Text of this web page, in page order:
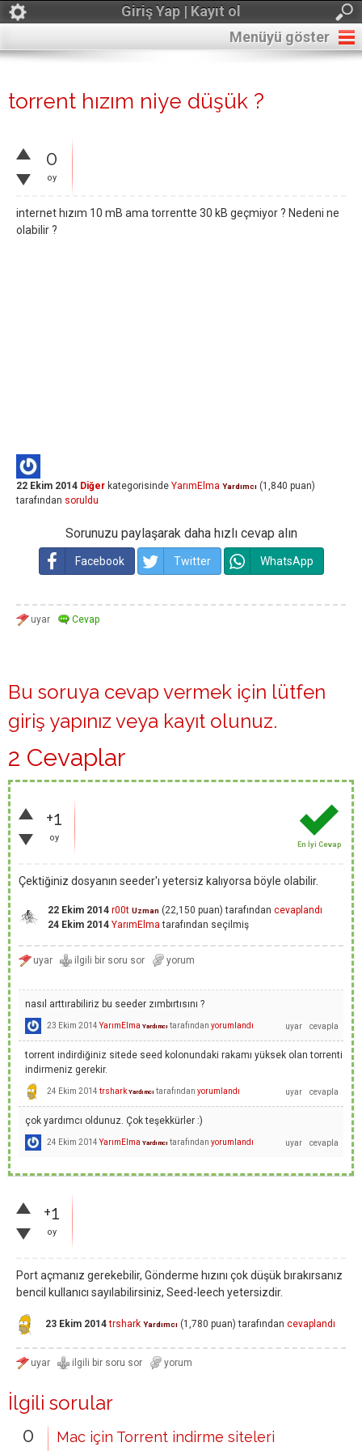
Giriş Yap | Kayıt ol
Menüyü göster
torrent hızım niye düşük ?
0
oy
internet hızım 10 mB ama torrentte 30 kB geçmiyor ? Nedeni ne
olabilir ?
22 Ekim 2014 Diğer kategorisinde YarımElma Yardımcı (1,840 puan)
tarafından soruldu
Sorunuzu paylaşarak daha hızlı cevap alın
Facebook Twitter WhatsApp
Bu soruya cevap vermek için lütfen
giriş yapınız veya kayıt olunuz.
2 Cevaplar
+1
oy
En İyi Cevap
Çektiğiniz dosyanın seeder'ı yetersiz kalıyorsa böyle olabilir.
22 Ekim 2014 r00t Uzman (22,150 puan) tarafından cevaplandı
24 Ekim 2014 YarımElma tarafından seçilmiş
nasıl arttırabiliriz bu seeder zımbırtısını ?
23 Ekim 2014 YarımElma Yardımcı tarafından yorumlandı
torrent indirdiğiniz sitede seed kolonundaki rakamı yüksek olan torrenti
indirmeniz gerekir.
24 Ekim 2014 trshark Yardımcı tarafından yorumlandı
çok yardımcı oldunuz. Çok teşekkürler :)
24 Ekim 2014 YarımElma Yardımcı tarafından yorumlandı
+1
oy
Port açmanız gerekebilir, Gönderme hızını çok düşük bırakırsanız
bencil kullanıcı sayılabilirsiniz, Seed-leech yetersizdir.
23 Ekim 2014 trshark Yardımcı (1,780 puan) tarafından cevaplandı
İlgili sorular
0
Mac için Torrent indirme siteleri